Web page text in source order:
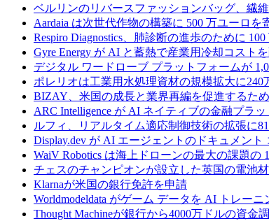
ベルリンのリバースファッションバッグ、繊
Aardaia は次世代作物の構築に 500 万ユーロを
Respiro Diagnostics、肺診断の進歩のために
Gyre Energy が AI と蓄熱で産業用冷却コスト
デジタル ワードローブ プラットフォームが
ポレリオは工業用水処理資材の規模拡大に240
BIZAY、米国の成長と業界再編を促進するた
ARC Intelligence が AI ネイティブの金融プラ
ルフィ、リアルタイム適応制御技術の拡張に
Display.dev が AI エージェントのドキュメン
WaiV Robotics は海上ドローンの最大の課題の
チェスのチャンピオンが設立した英国の電池
Klarnaが米国の銀行免許を申請
Worldmodeldata がゲーム データを AI トレー
Thought Machineが銀行から4000万ドルの資金